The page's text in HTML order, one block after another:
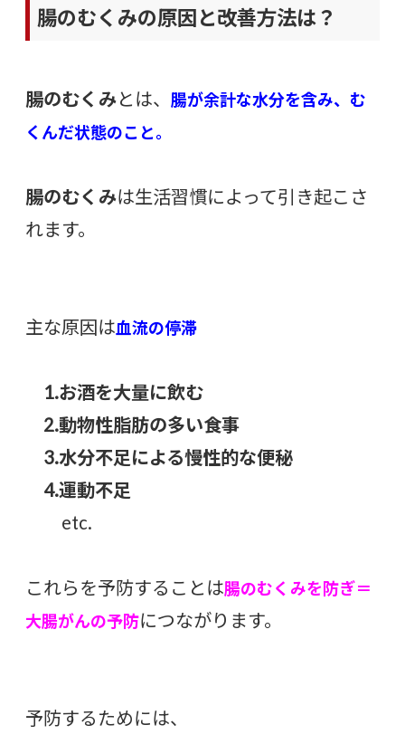
腸のむくみの原因と改善方法は？
腸のむくみとは、 腸が余計な水分を含み、む
くんだ状態のこと。
腸のむくみは生活習慣によって引き起こさ
れます。
主な原因は血流の停滞
1.お酒を大量に飲む
2.動物性脂肪の多い食事
3.水分不足による慢性的な便秘
4.運動不足
etc.
これらを予防することは腸のむくみを防ぎ＝
大腸がんの予防につながります。
予防するためには、